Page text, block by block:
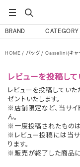
BRAND CATEGORY
HOME バッグ Casselini(キャ
レビューを投稿し
レビューを投稿していた
ゼントいたします。
※店舗限定など、当サ
ん。
※一度投稿されたものは
※レビュー投稿には当
ります。
※販売が終了した商品に